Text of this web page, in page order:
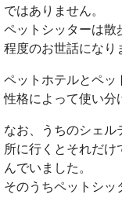
ではありません。
ペットシッターは散
程度のお世話になり
ペットホテルとペッ
性格によって使い分
なお、うちのシェル
所に行くとそれだ
んでいました。
そのうちペットシッ